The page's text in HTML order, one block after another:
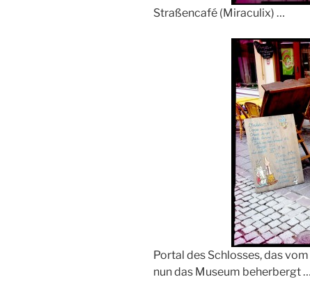
Straßencafé (Miraculix) …
Portal des Schlosses, das
nun das Museum beherbergt …